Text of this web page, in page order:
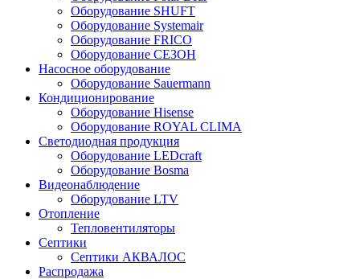
Оборудование SHUFT
Оборудование Systemair
Оборудование FRICO
Оборудование СЕЗОН
Насосное оборудование
Оборудование Sauermann
Кондиционирование
Оборудование Hisense
Оборудование ROYAL CLIMA
Светодиодная продукция
Оборудование LEDcraft
Оборудование Bosma
Видеонаблюдение
Оборудование LTV
Отопление
Тепловентиляторы
Септики
Септики АКВАЛОС
Распродажа